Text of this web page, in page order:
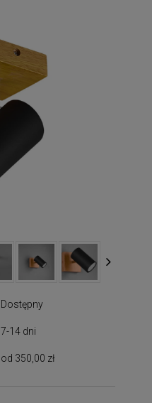
Dostępny
7-14 dni
od 350,00 zł